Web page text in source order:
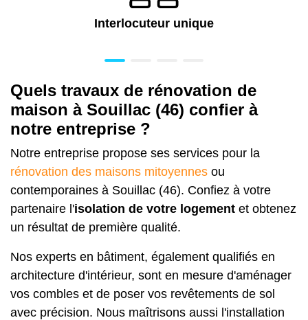
Interlocuteur unique
Quels travaux de rénovation de
maison à Souillac (46) confier à
notre entreprise ?
Notre entreprise propose ses services pour la
rénovation des maisons mitoyennes ou
contemporaines à Souillac (46). Confiez à votre
partenaire l'isolation de votre logement et obtenez
un résultat de première qualité.
Nos experts en bâtiment, également qualifiés en
architecture d'intérieur, sont en mesure d'aménager
vos combles et de poser vos revêtements de sol
avec précision. Nous maîtrisons aussi l'installation